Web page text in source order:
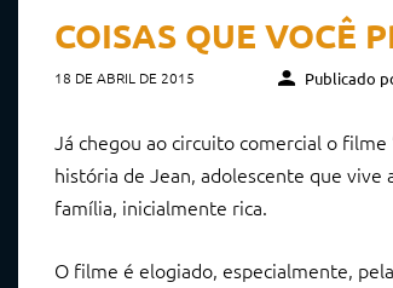
COISAS QUE VOCÊ
18 DE ABRIL DE 2015 Publicado
Já chegou ao circuito comercial o filme
história de Jean, adolescente que vive
família, inicialmente rica.
O filme é elogiado, especialmente,